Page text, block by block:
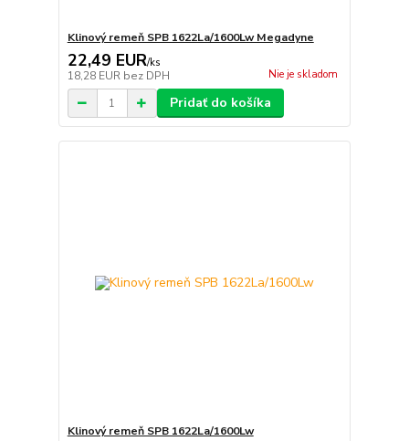
Klinový remeň SPB 1622La/1600Lw Megadyne
22,49 EUR/ks
18,28 EUR bez DPH Nie je skladom
Pridať do košíka
Klinový remeň SPB 1622La/1600Lw